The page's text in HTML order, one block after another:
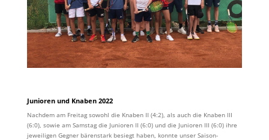
Junioren und Knaben 2022
Nachdem am Freitag sowohl die Knaben II (4:2), als auch die Knaben III
(6:0), sowie am Samstag die Junioren II (6:0) und die Junioren III (6:0) ihre
jeweiligen Gegner bärenstark besiegt haben, konnte unser Saison-